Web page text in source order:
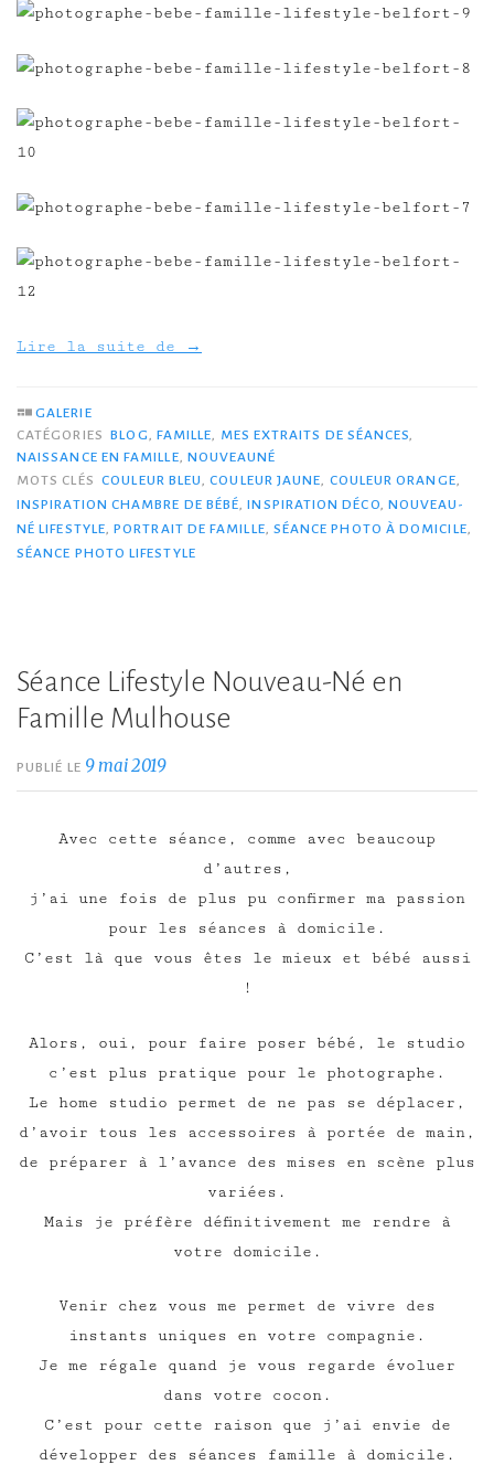
Lire la suite de →
GALERIE
CATÉGORIES BLOG, FAMILLE, MES EXTRAITS DE SÉANCES,
NAISSANCE EN FAMILLE, NOUVEAUNÉ
MOTS CLÉS COULEUR BLEU,COULEUR JAUNE, COULEUR ORANGE,
INSPIRATION CHAMBRE DE BÉBÉ,INSPIRATION DÉCO, NOUVEAU-
NÉ LIFESTYLE,PORTRAIT DE FAMILLE, SÉANCE PHOTO À DOMICILE,
SÉANCE PHOTO LIFESTYLE
Séance Lifestyle Nouveau-Né en
Famille Mulhouse
PUBLIÉ LE 9 mai 2019
Avec cette séance, comme avec beaucoup
d’autres,
j’ai une fois de plus pu confirmer ma passion
pour les séances à domicile.
C’est là que vous êtes le mieux et bébé aussi
!
Alors, oui, pour faire poser bébé, le studio
c’est plus pratique pour le photographe.
Le home studio permet de ne pas se déplacer,
d’avoir tous les accessoires à portée de main,
de préparer à l’avance des mises en scène plus
variées.
Mais je préfère définitivement me rendre à
votre domicile.
Venir chez vous me permet de vivre des
instants uniques en votre compagnie.
Je me régale quand je vous regarde évoluer
dans votre cocon.
C’est pour cette raison que j’ai envie de
développer des séances famille à domicile.